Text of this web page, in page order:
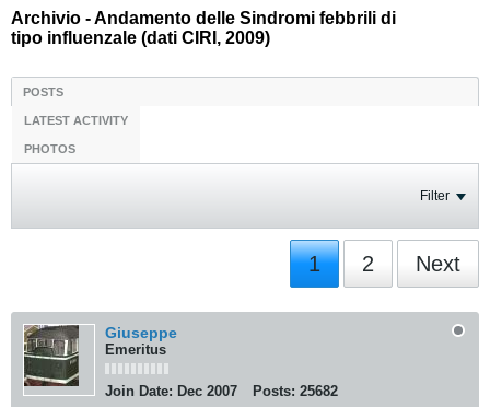
Archivio - Andamento delle Sindromi febbrili di
tipo influenzale (dati CIRI, 2009)
POSTS
LATEST ACTIVITY
PHOTOS
Filter
1 2 Next
Giuseppe
Emeritus
Join Date: Dec 2007 Posts: 25682